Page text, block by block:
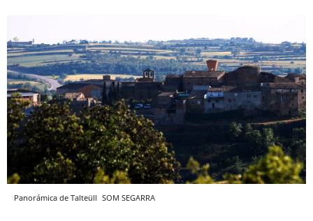
Panorámica de Talteüll SOM SEGARRA